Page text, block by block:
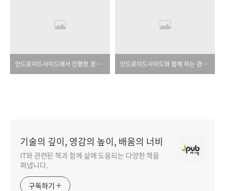
안드로이드사이드에서 진행한 경매이벤트 당첨안내 안드로이드사이드와 함께 하는 경매 이벤트
기술의 깊이, 영감의 높이, 배움의 너비
IT와 관련된 책과 함께 삶에 도움되는 다양한 책을
펴냅니다.
구독하기